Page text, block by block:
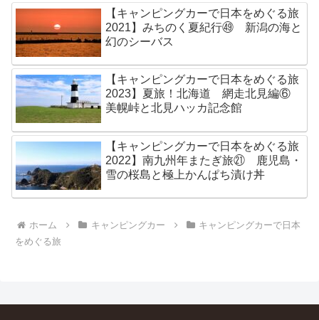
【キャンピングカーで日本をめぐる旅
2021】みちのく夏紀行㊾ 新潟の海と
幻のシーバス
【キャンピングカーで日本をめぐる旅
2023】夏旅！北海道 網走北見編⑥
美幌峠と北見ハッカ記念館
【キャンピングカーで日本をめぐる旅
2022】南九州年またぎ旅㉑ 鹿児島・
雪の桜島と極上かんぱち漬け丼
ホーム キャンピングカー
キャンピングカーで日本
をめぐる旅